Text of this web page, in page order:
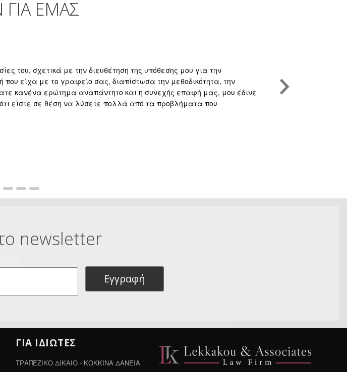
ΓΙΑ ΕΜΑΣ
του, σχετικά με την διευθέτηση της υπόθεσης μου για την
είχα με το γραφείο σας, διαπίστωσα την μεθοδικότητα, την
κανένα ερώτημα αναπάντητο και η συνεχής επαφή μας, μου έδινε
είστε σε θέση να λύσετε πολλά από τα προβλήματα που
newsletter
Εγγραφή
ΓΙΑ ΙΔΙΩΤΕΣ
ΤΡΑΠΕΖΙΚΟ ΔΙΚΑΙΟ - ΚΟΚΚΙΝΑ ΔΑΝΕΙΑ